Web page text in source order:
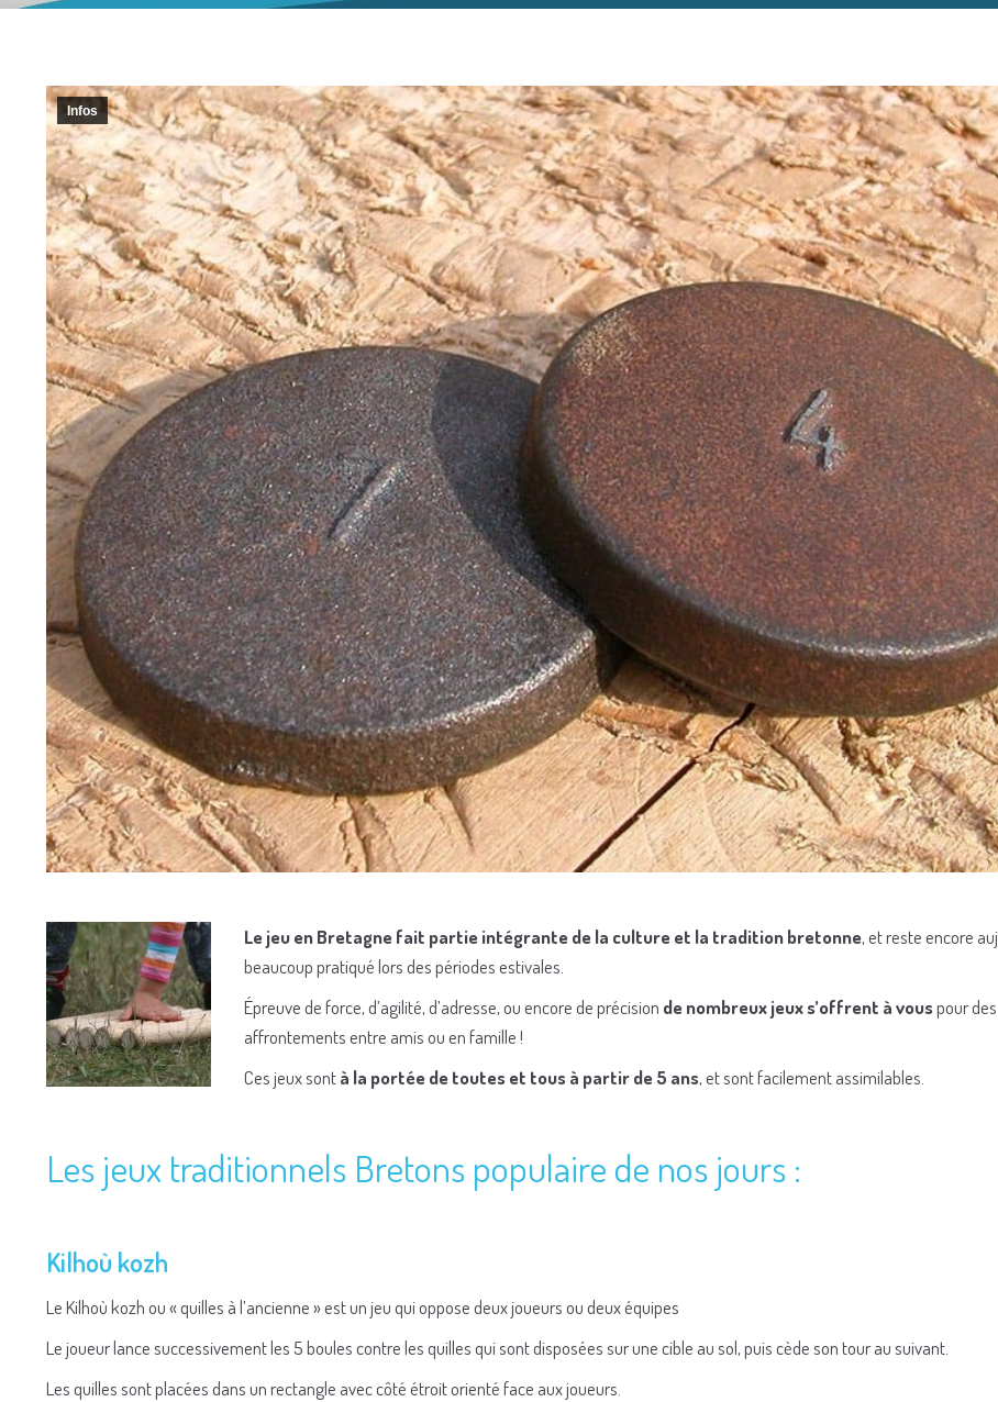
Infos
Le jeu en Bretagne fait partie intégrante de la culture et la tradition bretonne, et reste encore
beaucoup pratiqué lors des périodes estivales.
Épreuve de force, d’agilité, d’adresse, ou encore de précision de nombreux jeux s’offrent à vouspour des
affrontements entre amis ou en famille !
Ces jeux sontà la portée de toutes et tous à partir de 5 ans, et sont facilement assimilables.
Les jeux traditionnels Bretons populaire de nos jours :
Kilhoù kozh
Le Kilhoù kozh ou « quilles à l’ancienne » est un jeu qui oppose deux joueurs ou deux équipes
Le joueur lance successivement les 5 boules contre les quilles qui sont disposées sur une cible au sol, puis cède son tour au suivant.
Les quilles sont placées dans un rectangle avec côté étroit orienté face aux joueurs.